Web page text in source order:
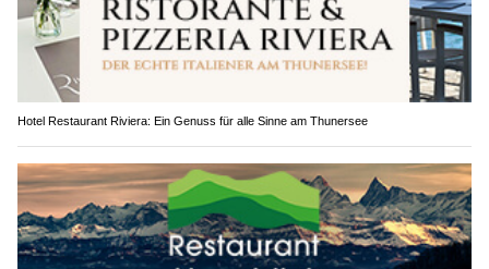
Hotel Restaurant Riviera: Ein Genuss für alle Sinne am Thunersee